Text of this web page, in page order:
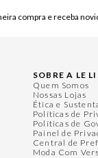
compra e receba
SOBRE A LE
Quem Somos
Nossas Lojas
Ética e
Políticas de
Políticas de
Painel de
Central de
Moda Com